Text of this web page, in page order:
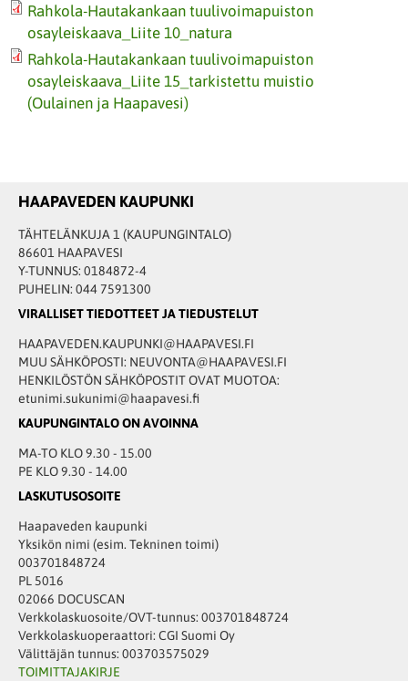
Rahkola-Hautakankaan tuulivoimapuiston
osayleiskaava_Liite 10_natura
Rahkola-Hautakankaan tuulivoimapuiston
osayleiskaava_Liite 15_tarkistettu muistio
(Oulainen ja Haapavesi)
HAAPAVEDEN KAUPUNKI
TÄHTELÄNKUJA 1 (KAUPUNGINTALO)
86601 HAAPAVESI
Y-TUNNUS: 0184872-4
PUHELIN: 044 7591300
VIRALLISET TIEDOTTEET JA TIEDUSTELUT
HAAPAVEDEN.KAUPUNKI@HAAPAVESI.FI
MUU SÄHKÖPOSTI: NEUVONTA@HAAPAVESI.FI
HENKILÖSTÖN SÄHKÖPOSTIT OVAT MUOTOA:
etunimi.sukunimi@haapavesi.fi
KAUPUNGINTALO ON AVOINNA
MA-TO KLO 9.30 - 15.00
PE KLO 9.30 - 14.00
LASKUTUSOSOITE
Haapaveden kaupunki
Yksikön nimi (esim. Tekninen toimi)
003701848724
PL 5016
02066 DOCUSCAN
Verkkolaskuosoite/OVT-tunnus: 003701848724
Verkkolaskuoperaattori: CGI Suomi Oy
Välittäjän tunnus: 003703575029
TOIMITTAJAKIRJE